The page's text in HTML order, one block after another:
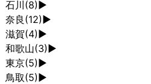
石川(8)►
奈良 (12)►
滋賀(4)►
和歌山(3)►
東京(5)►
鳥取(5)►